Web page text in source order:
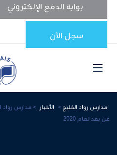
بوابة الدفع الإلكتروني
سجل الآن
مدارس رواد الخليج> الأخبار >مدارس رواد
عن بعد لعام 2020